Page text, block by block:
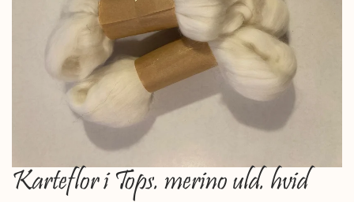
Karteflor i Tops. merino uld. hvid